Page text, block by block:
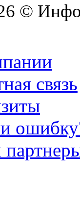
©
связь